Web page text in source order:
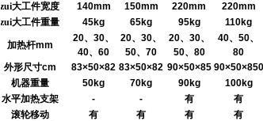
zui大工件宽度
140mm 150mm 220mm 220mm
zui大工件重量
45kg 65kg 95kg 110kg
加热杆mm
20、30、
40、60
20、30、
50、70
20、 30、
50、 80
40、50、
80
外形尺寸cm 83×50×82 83×50×82 90×50×85 90×50×850
机器重量
50kg 70kg 90kg 100kg
水平加热支架
- - 有 有
滚轮移动
有 有 有 有